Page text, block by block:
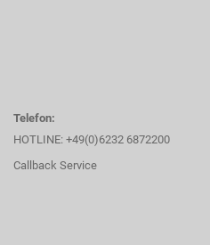
Telefon:
HOTLINE: +49(0)6232 6872200
Callback Service